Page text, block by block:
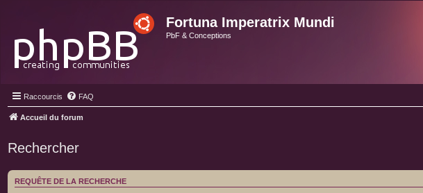
Fortuna Imperatrix Mundi
PbF & Conceptions
Raccourcis FAQ
Accueil du forum
Rechercher
REQUÊTE DE LA RECHERCHE